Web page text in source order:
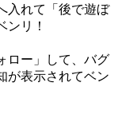
入れて「後で遊ぼ
ンリ！
ロー」して、バグ
が表示されてベン